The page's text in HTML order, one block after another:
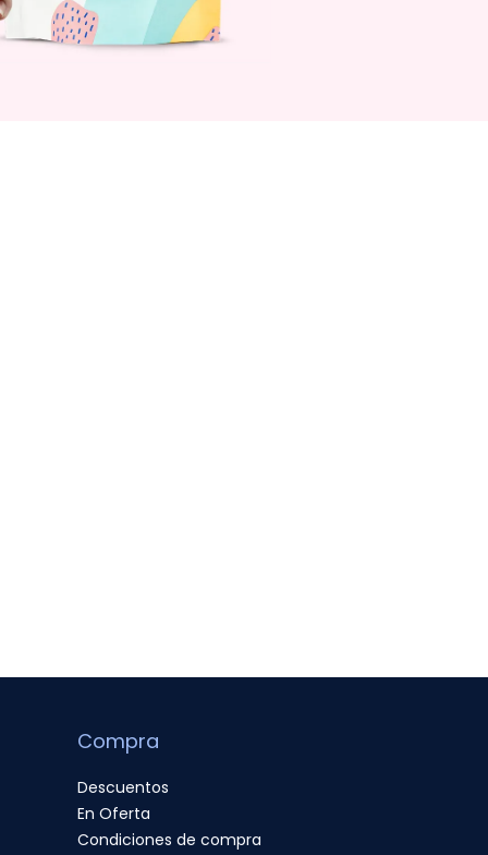
Compra
Descuentos
En Oferta
Condiciones de compra